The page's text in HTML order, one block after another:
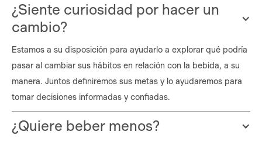
¿Siente curiosidad por hacer un
cambio?
Estamos a su disposición para ayudarlo a explorar qué podría
pasar al cambiar sus hábitos en relación con la bebida, a su
manera. Juntos definiremos sus metas y lo ayudaremos para
tomar decisiones informadas y confiadas.
¿Quiere beber menos?